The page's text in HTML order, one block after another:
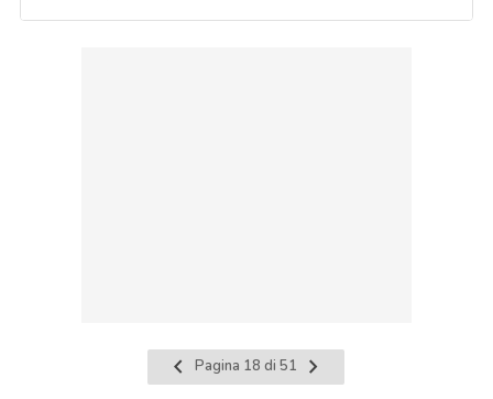
Pagina 18 di 51